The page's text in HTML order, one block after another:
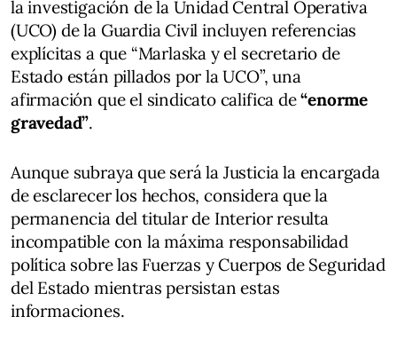
la investigación de la Unidad Central Operativa
(UCO) de la Guardia Civil incluyen referencias
explícitas a que “Marlaska y el secretario de
Estado están pillados por la UCO”, una
afirmación que el sindicato califica de“enorme
gravedad”.
Aunque subraya que será la Justicia la encargada
de esclarecer los hechos, considera que la
permanencia del titular de Interior resulta
incompatible con la máxima responsabilidad
política sobre las Fuerzas y Cuerpos de Seguridad
del Estado mientras persistan estas
informaciones.